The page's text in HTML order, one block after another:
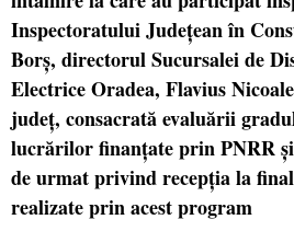
Inspectoratului Județean în
Borș, directorul Sucursalei de
Electrice Oradea, Flavius
județ, consacrată evaluării
lucrărilor finanțate prin PNRR
de urmat privind recepția la
realizate prin acest program